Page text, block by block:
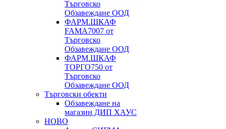
Търговско
Обзавеждане ООД
ФАРМ.ШКАФ
FAMA7007 от
Търговско
Обзавеждане ООД
ФАРМ.ШКАФ
ТОРГО750 от
Търговско
Обзавеждане ООД
Търговски обекти
Обзавеждане на
магазин ДИП ХАУС
НОВО